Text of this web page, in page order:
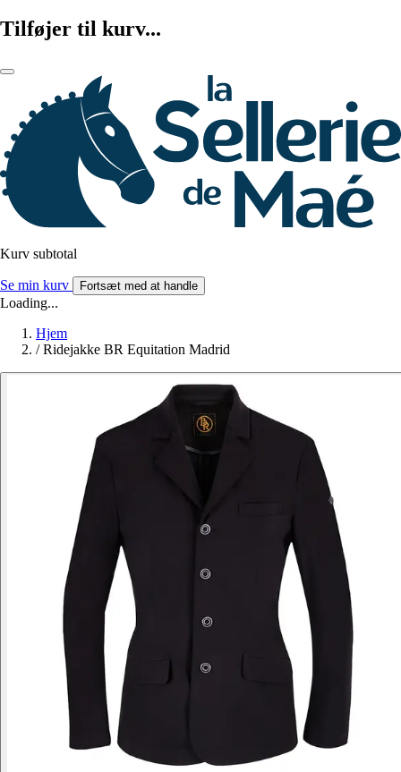
Tilføjer til kurv...
Kurv subtotal
Se min kurv Fortsæt med at handle
Loading...
Hjem
/ Ridejakke BR Equitation Madrid